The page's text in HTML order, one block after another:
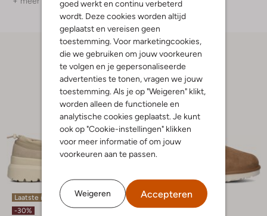
goed werkt en continu verbeterd
wordt. Deze cookies worden altijd
geplaatst en vereisen geen
toestemming. Voor marketingcookies,
die we gebruiken om jouw voorkeuren
te volgen en je gepersonaliseerde
advertenties te tonen, vragen we jouw
toestemming. Als je op "Weigeren" klikt,
worden alleen de functionele en
analytische cookies geplaatst. Je kunt
ook op "Cookie-instellingen" klikken
voor meer informatie of om jouw
voorkeuren aan te passen.
Weigeren Accepteren
Laatste item
-30%